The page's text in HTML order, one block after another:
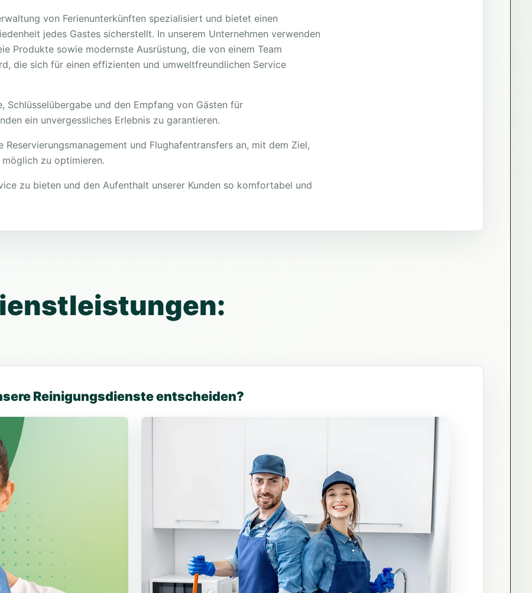
von Ferienunterkünften spezialisiert und bietet einen
jedes Gastes sicherstellt. In unserem Unternehmen verwenden
Produkte sowie modernste Ausrüstung, die von einem Team
die sich für einen effizienten und umweltfreundlichen Service
Schlüsselübergabe und den Empfang von Gästen für
ein unvergessliches Erlebnis zu garantieren.
und Flughafentransfers an, mit dem Ziel,
zu optimieren.
zu bieten und den Aufenthalt unserer Kunden so komfortabel und
Reinigungsdienste entscheiden?